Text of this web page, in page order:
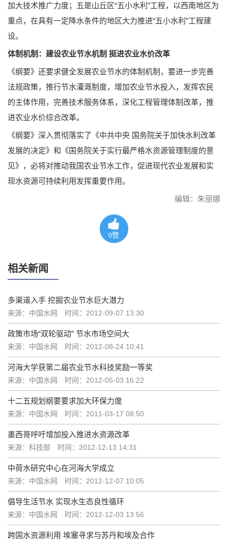
加大技术推广力度；五是山丘区“五小水利”工程，以西南地区为
重点，在具有一定降水条件的地区大力推进“五小水利”工程建
设。
体制机制：建设农业节水机制 挺进农业水价改革
《纲要》还要求健全发展农业节水的体制机制，要进一步完善
法规政策，推行节水灌溉制度，增加农业节水投入，发挥农民
的主体作用，完善技术服务体系，深化工程管理体制改革，推
进农业水价综合改革。
《纲要》深入贯彻落实了《中共中央 国务院关于加快水利改革
发展的决定》和《国务院关于实行最严格水资源管理制度的意
见》，必将对推动我国农业节水工作，促进现代农业发展和实
现水资源可持续利用发挥重要作用。
编辑：朱丽娜
0赞
相关新闻
多渠道入手 挖掘农业节水巨大潜力
来源：中国水网 时间：2012-09-07 13:30
政策市场“双轮驱动” 节水市场空间大
来源：中国水网 时间：2012-08-24 10:41
河海大学获第二届农业节水科技奖励一等奖
来源：中国水网 时间：2012-05-03 16:22
十二五规划纲要要求加大环保力度
来源：中国水网 时间：2011-03-17 08:50
墨西哥呼吁增加投入推进水资源改革
来源：科技部 时间：2012-12-13 14:31
中荷水研究中心在河海大学成立
来源：中国水网 时间：2012-12-07 10:05
倡导生活节水 实现水生态良性循环
来源：中国水网 时间：2012-12-03 13:56
跨国水资源利用 埃塞寻求与苏丹和埃及合作